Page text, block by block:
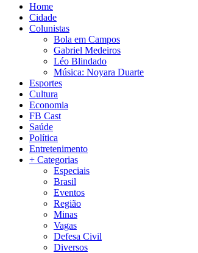
Home
Cidade
Colunistas
Bola em Campos
Gabriel Medeiros
Léo Blindado
Música: Noyara Duarte
Esportes
Cultura
Economia
FB Cast
Saúde
Política
Entretenimento
+ Categorias
Especiais
Brasil
Eventos
Região
Minas
Vagas
Defesa Civil
Diversos